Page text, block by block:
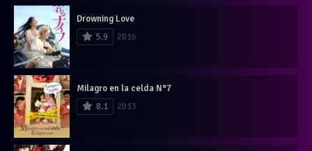
Drowning Love
5.9
2016
Milagro en la celda N°7
8.1
2013